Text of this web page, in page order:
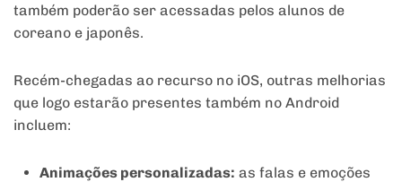
também poderão ser acessadas pelos alunos de
coreano e japonês.
Recém-chegadas ao recurso no iOS, outras melhorias
que logo estarão presentes também no Android
incluem:
Animações personalizadas: as falas e emoções